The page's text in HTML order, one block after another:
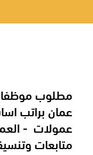
مطلوب
عمان براتب
عمولات -
متابعات